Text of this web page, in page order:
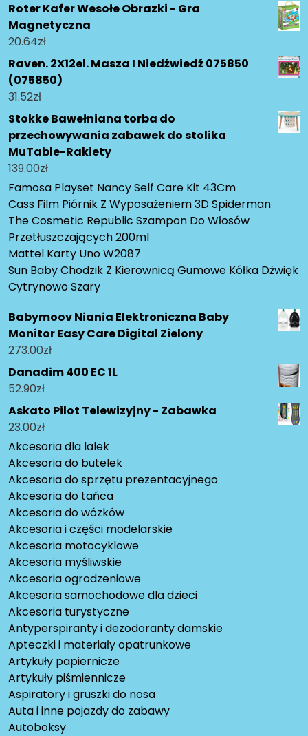
Roter Kafer Wesołe Obrazki - Gra
Magnetyczna
20.64zł
Raven. 2X12el. Masza I Niedźwiedź 075850
(075850)
31.52zł
Stokke Bawełniana torba do
przechowywania zabawek do stolika
MuTable-Rakiety
139.00zł
Famosa Playset Nancy Self Care Kit 43Cm
Cass Film Piórnik Z Wyposażeniem 3D Spiderman
The Cosmetic Republic Szampon Do Włosów
Przetłuszczających 200ml
Mattel Karty Uno W2087
Sun Baby Chodzik Z Kierownicą Gumowe Kółka Dżwięk
Cytrynowo Szary
Babymoov Niania Elektroniczna Baby
Monitor Easy Care Digital Zielony
273.00zł
Danadim 400 EC 1L
52.90zł
Askato Pilot Telewizyjny - Zabawka
23.00zł
Akcesoria dla lalek
Akcesoria do butelek
Akcesoria do sprzętu prezentacyjnego
Akcesoria do tańca
Akcesoria do wózków
Akcesoria i części modelarskie
Akcesoria motocyklowe
Akcesoria myśliwskie
Akcesoria ogrodzeniowe
Akcesoria samochodowe dla dzieci
Akcesoria turystyczne
Antyperspiranty i dezodoranty damskie
Apteczki i materiały opatrunkowe
Artykuły papiernicze
Artykuły piśmiennicze
Aspiratory i gruszki do nosa
Auta i inne pojazdy do zabawy
Autoboksy